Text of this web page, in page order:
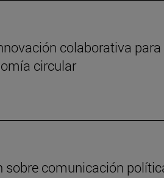
colaborativa para
circular
comunicación